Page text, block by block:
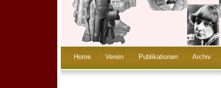
Home Verein Publikationen Archiv